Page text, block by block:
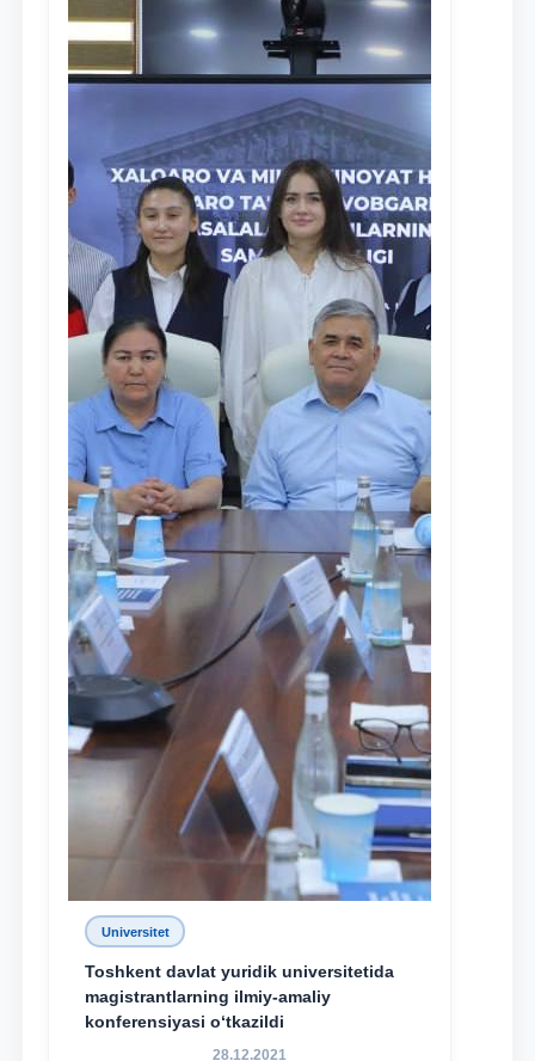
Universitet
Toshkent davlat yuridik universitetida
magistrantlarning ilmiy-amaliy
konferensiyasi o‘tkazildi
28.12.2021